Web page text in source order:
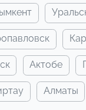
шымкент
актобе
алматы